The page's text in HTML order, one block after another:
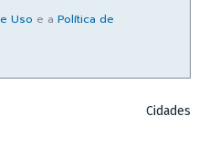
Uso e a Política de
Cidades